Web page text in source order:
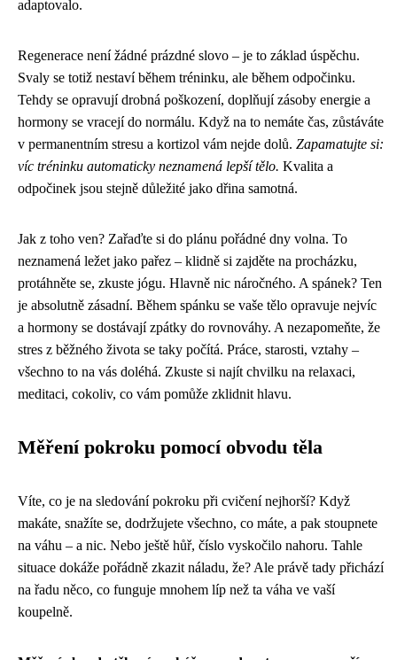
adaptovalo.
Regenerace není žádné prázdné slovo – je to základ úspěchu.
Svaly se totiž nestaví během tréninku, ale během odpočinku.
Tehdy se opravují drobná poškození, doplňují zásoby energie a
hormony se vracejí do normálu. Když na to nemáte čas, zůstáváte
v permanentním stresu a kortizol vám nejde dolů. Zapamatujte si:
víc tréninku automaticky neznamená lepší tělo. Kvalita a
odpočinek jsou stejně důležité jako dřina samotná.
Jak z toho ven? Zařaďte si do plánu pořádné dny volna. To
neznamená ležet jako pařez – klidně si zajděte na procházku,
protáhněte se, zkuste jógu. Hlavně nic náročného. A spánek? Ten
je absolutně zásadní. Během spánku se vaše tělo opravuje nejvíc
a hormony se dostávají zpátky do rovnováhy. A nezapomeňte, že
stres z běžného života se taky počítá. Práce, starosti, vztahy –
všechno to na vás doléhá. Zkuste si najít chvilku na relaxaci,
meditaci, cokoliv, co vám pomůže zklidnit hlavu.
Měření pokroku pomocí obvodu těla
Víte, co je na sledování pokroku při cvičení nejhorší? Když
makáte, snažíte se, dodržujete všechno, co máte, a pak stoupnete
na váhu – a nic. Nebo ještě hůř, číslo vyskočilo nahoru. Tahle
situace dokáže pořádně zkazit náladu, že? Ale právě tady přichází
na řadu něco, co funguje mnohem líp než ta váha ve vaší
koupelně.